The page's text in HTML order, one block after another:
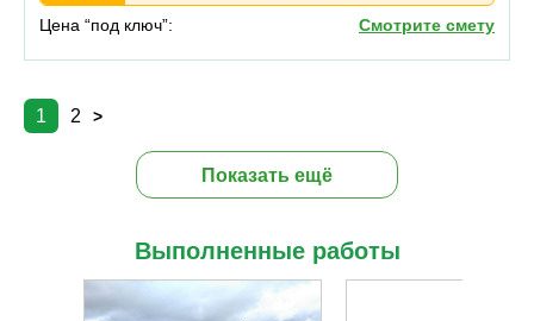
Цена “под ключ”: Смотрите смету
1 2 >
Показать ещё
Выполненные работы